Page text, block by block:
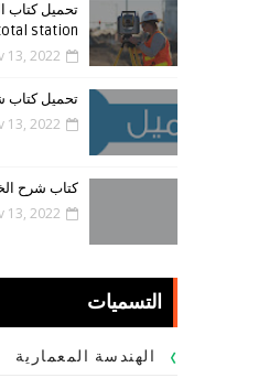
تحميل كتاب
station
13, 2022
تحميل كتاب
13, 2022
كتاب شرح
13, 2022
التسميات
الهندسة المعمارية